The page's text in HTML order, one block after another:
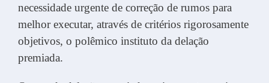
necessidade urgente de correção de rumos para
melhor executar, através de critérios rigorosamente
objetivos, o polêmico instituto da delação
premiada.